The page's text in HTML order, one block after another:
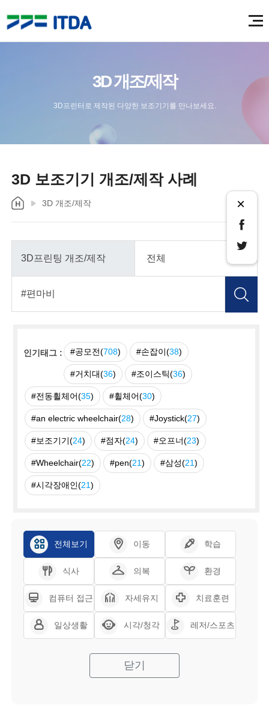
3D 개조/제작
3D프린터로 제작된 다양한 보조기기를 만나보세요.
3D 보조기기 개조/제작 사례
3D 개조/제작 ×
인기태그 : #공모전(708) #손잡이(38)
#거치대(36) #조이스틱(36)
#전동휠체어(35) #휠체어(30)
#an electric wheelchair(28) #Joystick(27)
#보조기기(24) #점자(24) #오프너(23)
#Wheelchair(22) #pen(21) #삼성(21)
#시각장애인(21)
전체보기 이동 학습
식사 의복 환경
컴퓨터 접근 자세유지 치료훈련
일상생활 시각/청각 레저/스포츠
닫기